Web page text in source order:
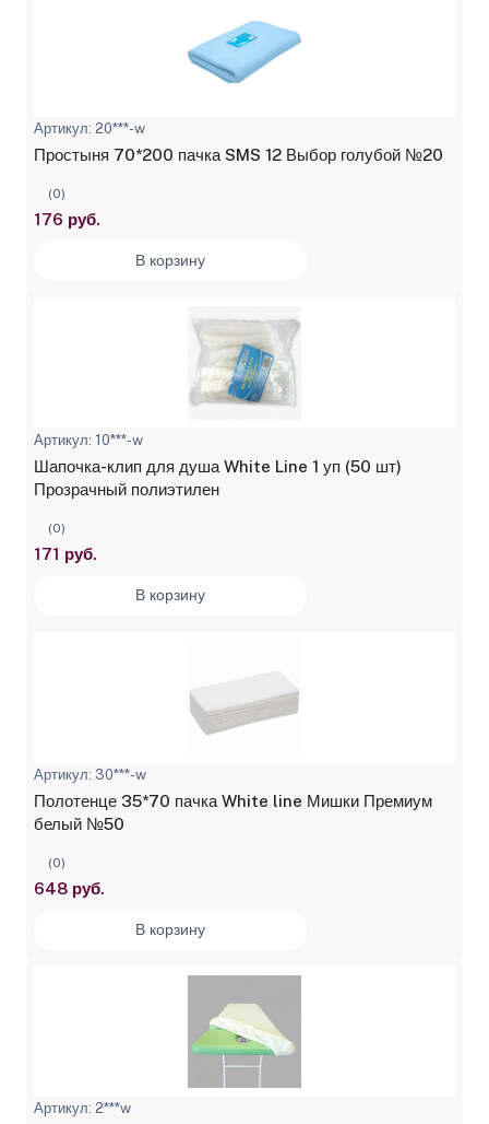
Артикул: 20***-w
Простыня 70*200 пачка SMS 12 Выбор голубой №20
(0)
176 руб.
В корзину
Артикул: 10***-w
Шапочка-клип для душа White Line 1 уп (50 шт)
Прозрачный полиэтилен
(0)
171 руб.
В корзину
Артикул: 30***-w
Полотенце 35*70 пачка White line Мишки Премиум
белый №50
(0)
648 руб.
В корзину
Артикул: 2***w